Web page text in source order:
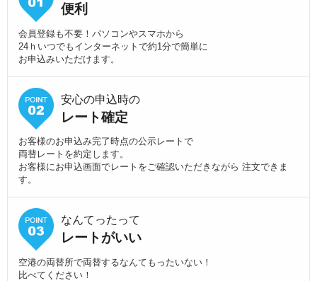
便利
会員登録も不要！パソコンやスマホから
24ｈいつでもインターネットで約1分で簡単に
お申込みいただけます。
安心の申込時の
レート確定
お客様のお申込み完了時点の公示レートで
両替レートを約定します。
お客様にお申込画面でレートをご確認いただきながら 注文できま
す。
なんてったって
レートがいい
空港の両替所で両替するなんてもったいない！
比べてください！